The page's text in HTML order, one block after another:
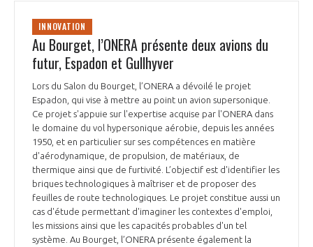
INNOVATION
Au Bourget, l’ONERA présente deux avions du
futur, Espadon et Gullhyver
Lors du Salon du Bourget, l’ONERA a dévoilé le projet
Espadon, qui vise à mettre au point un avion supersonique.
Ce projet s'appuie sur l'expertise acquise par l'ONERA dans
le domaine du vol hypersonique aérobie, depuis les années
1950, et en particulier sur ses compétences en matière
d'aérodynamique, de propulsion, de matériaux, de
thermique ainsi que de furtivité. L’objectif est d'identifier les
briques technologiques à maîtriser et de proposer des
feuilles de route technologiques. Le projet constitue aussi un
cas d'étude permettant d'imaginer les contextes d'emploi,
les missions ainsi que les capacités probables d'un tel
système. Au Bourget, l’ONERA présente également la